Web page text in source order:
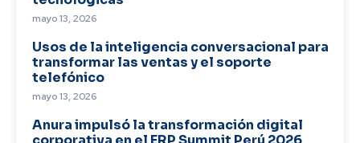
mayo 13, 2026
Usos de la inteligencia conversacional para
transformar las ventas y el soporte
telefónico
mayo 13, 2026
Anura impulsó la transformación digital